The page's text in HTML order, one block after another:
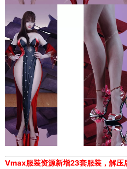
Vmax服装资源新增23套服装，解压